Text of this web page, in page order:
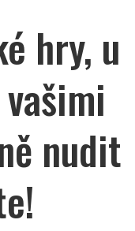
hry, u
nudit